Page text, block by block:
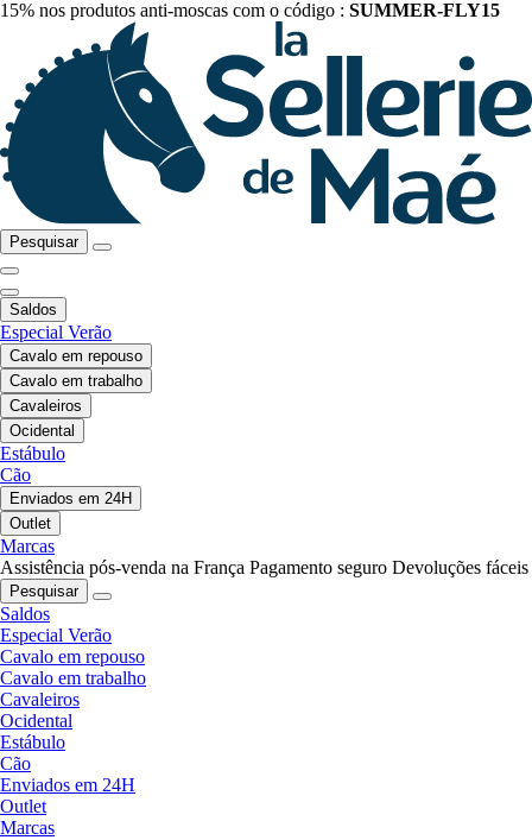
15% nos produtos anti-moscas com o código : SUMMER-FLY15
Pesquisar
Saldos
Especial Verão
Cavalo em repouso
Cavalo em trabalho
Cavaleiros
Ocidental
Estábulo
Cão
Enviados em 24H
Outlet
Marcas
Assistência pós-venda na França Pagamento seguro Devoluções fáceis
Pesquisar
Saldos
Especial Verão
Cavalo em repouso
Cavalo em trabalho
Cavaleiros
Ocidental
Estábulo
Cão
Enviados em 24H
Outlet
Marcas